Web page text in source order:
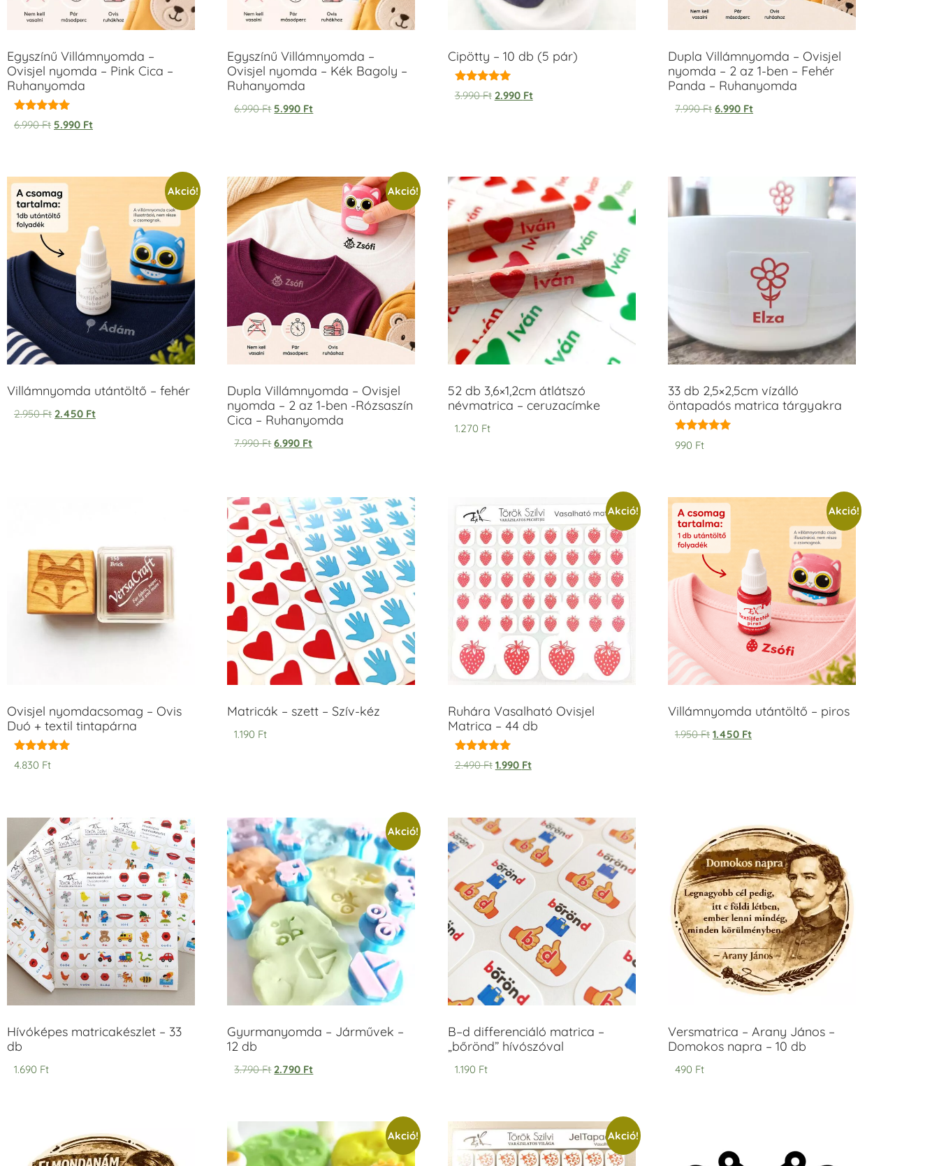
Egyszínű Villámnyomda –
Ovisjel nyomda – Pink Cica –
Ruhanyomda
Értékelés:
5.00
6.990Ft 5.990 Ft
Egyszínű Villámnyomda –
Ovisjel nyomda – Kék Bagoly –
Ruhanyomda
6.990Ft 5.990 Ft
Cipötty – 10 db (5 pár)
Értékelés:
5.00
3.990Ft 2.990 Ft
Dupla Villámnyomda – Ovisjel
nyomda – 2 az 1-ben – Fehér
Panda – Ruhanyomda
7.990Ft 6.990 Ft
Akció!
Villámnyomda utántöltő – fehér
2.950Ft 2.450 Ft
Akció!
Dupla Villámnyomda – Ovisjel
nyomda – 2 az 1-ben -Rózsaszín
Cica – Ruhanyomda
7.990Ft 6.990 Ft
52 db 3,6×1,2cm átlátszó
névmatrica – ceruzacímke
1.270 Ft
33 db 2,5×2,5cm vízálló
öntapadós matrica tárgyakra
Értékelés:
5.00
990 Ft
Ovisjel nyomdacsomag – Ovis
Duó + textil tintapárna
Értékelés:
5.00
4.830 Ft
Matricák – szett – Szív-kéz
1.190 Ft
Akció!
Ruhára Vasalható Ovisjel
Matrica – 44 db
Értékelés:
5.00
2.490Ft 1.990 Ft
Akció!
Villámnyomda utántöltő – piros
1.950Ft 1.450 Ft
Hívóképes matricakészlet – 33
db
1.690 Ft
Akció!
Gyurmanyomda – Járművek –
12 db
3.790Ft 2.790 Ft
B–d differenciáló matrica –
„bőrönd” hívószóval
1.190 Ft
Versmatrica – Arany János –
Domokos napra – 10 db
490 Ft
Akció! Akció!